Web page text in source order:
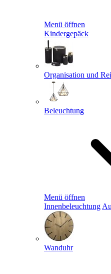
Menü öffnen
Kindergepäck
Organisation und
Beleuchtung
Menü öffnen
Innenbeleuchtung
Wanduhr